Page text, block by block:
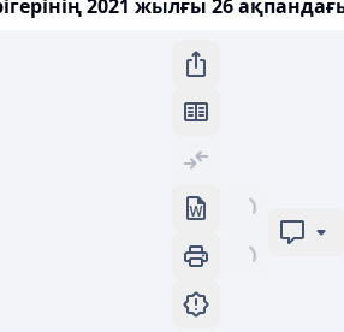
2021 жылғы 26